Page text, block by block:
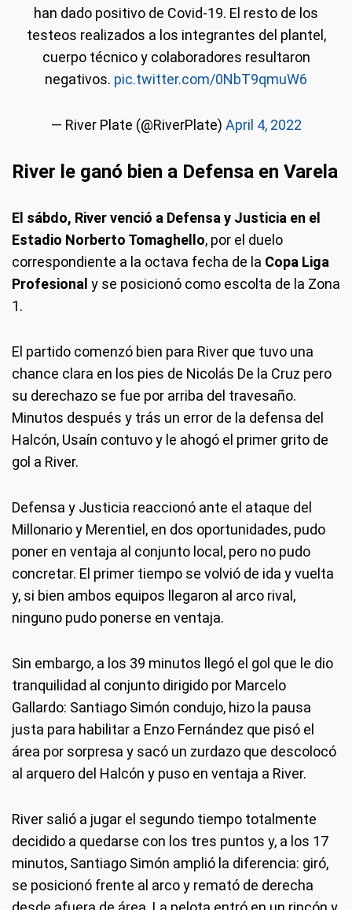
han dado positivo de Covid-19. El resto de los
testeos realizados a los integrantes del plantel,
cuerpo técnico y colaboradores resultaron
negativos. pic.twitter.com/0NbT9qmuW6
— River Plate (@RiverPlate) April 4, 2022
River le ganó bien a Defensa en Varela
El sábdo, River venció a Defensa y Justicia en el
Estadio Norberto Tomaghello, por el duelo
correspondiente a la octava fecha de la Copa Liga
Profesional y se posicionó como escolta de la Zona
1.
El partido comenzó bien para River que tuvo una
chance clara en los pies de Nicolás De la Cruz pero
su derechazo se fue por arriba del travesaño.
Minutos después y trás un error de la defensa del
Halcón, Usaín contuvo y le ahogó el primer grito de
gol a River.
Defensa y Justicia reaccionó ante el ataque del
Millonario y Merentiel, en dos oportunidades, pudo
poner en ventaja al conjunto local, pero no pudo
concretar. El primer tiempo se volvió de ida y vuelta
y, si bien ambos equipos llegaron al arco rival,
ninguno pudo ponerse en ventaja.
Sin embargo, a los 39 minutos llegó el gol que le dio
tranquilidad al conjunto dirigido por Marcelo
Gallardo: Santiago Simón condujo, hizo la pausa
justa para habilitar a Enzo Fernández que pisó el
área por sorpresa y sacó un zurdazo que descolocó
al arquero del Halcón y puso en ventaja a River.
River salió a jugar el segundo tiempo totalmente
decidido a quedarse con los tres puntos y, a los 17
minutos, Santiago Simón amplió la diferencia: giró,
se posicionó frente al arco y remató de derecha